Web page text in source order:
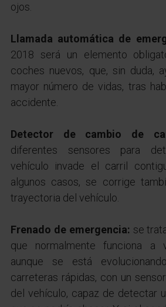
ojos.
Llamada automática de
2018 será un elemento
coches nuevos, que, sin duda,
mayor número de vidas, tras
accidente.
Detector de cambio de
diferentes sensores para
vehículo invade el carril
algunos casos, se corrige
trayectoria del vehículo.
Frenado de emergencia: se
que normalmente funciona a
aunque se está
carreteras rápidas, con un
del vehículo, capaz de detectar